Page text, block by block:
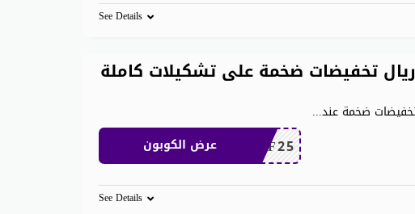
See Details
كود خصم شي ان 1000 ريال تخفيضات ضخمة على تشكيلات كاملة
...
MEAF25 عرض الكوبون
See Details